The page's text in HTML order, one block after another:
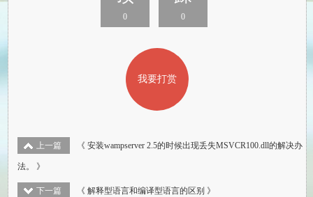
0 0
我要打赏
上一篇 《 安装wampserver 2.5的时候出现丢失MSVCR100.dll的解决办
法。 》
下一篇 《 解释型语言和编译型语言的区别 》